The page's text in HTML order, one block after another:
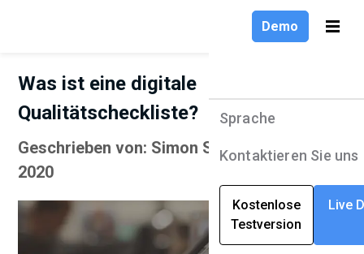
Demo
Produkte
Lösungen
Unternehmen
Ressourcen
Sprache
English
Deutsch
Français
Sprache
Kontaktieren Sie uns
Kostenlose
Testversion
Live
Was ist eine digitale
Qualitätscheckliste?
Geschrieben von: Simon Spencer | Juni 23,
2020